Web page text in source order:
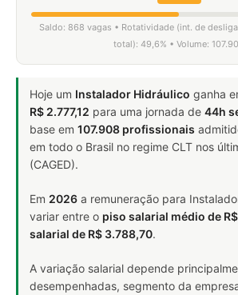
Saldo: 868 vagas • Rotatividade (int. de
total): 49,6% • Volume:
Hoje um Instalador Hidráulico ganha
R$ 2.777,12 para uma jornada de 44h
base em 107.908 profissionais
em todo o Brasil no regime CLT nos
(CAGED).
Em 2026 a remuneração para
variar entre o piso salarial médio de
salarial de R$ 3.788,70.
A variação salarial depende
desempenhadas, segmento da